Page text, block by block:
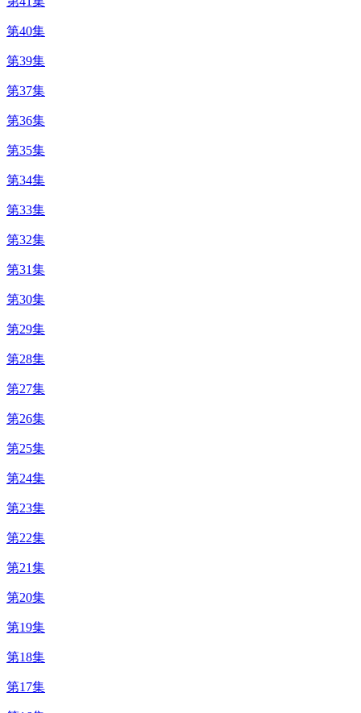
第40集
第39集
第37集
第36集
第35集
第34集
第33集
第32集
第31集
第30集
第29集
第28集
第27集
第26集
第25集
第24集
第23集
第22集
第21集
第20集
第19集
第18集
第17集